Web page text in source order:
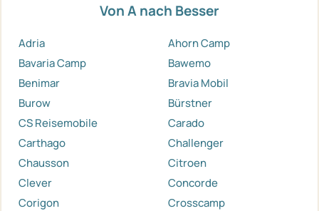
Von A nach Besser
Adria
Ahorn Camp
Bavaria Camp
Bawemo
Benimar
Bravia Mobil
Burow
Bürstner
CS Reisemobile
Carado
Carthago
Challenger
Chausson
Citroen
Clever
Concorde
Corigon
Crosscamp